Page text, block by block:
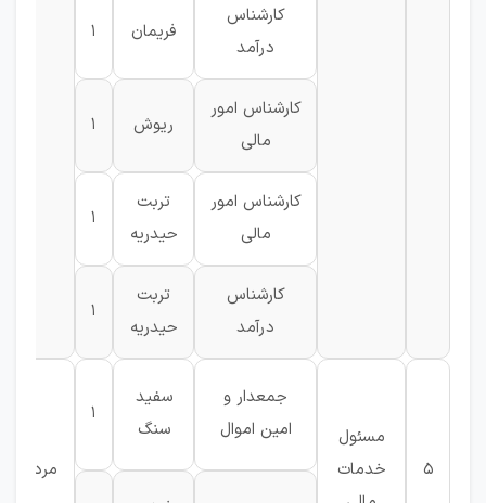
کارشناس
درآمد
فریمان 1
کارشناس امور
مالی
ریوش 1
کارشناس امور
مالی
تربت
حیدریه
1
کارشناس
درآمد
تربت
حیدریه
1
5
مسئول
خدمات
جمعدار و
امین اموال
سفید
سنگ
1
مرد